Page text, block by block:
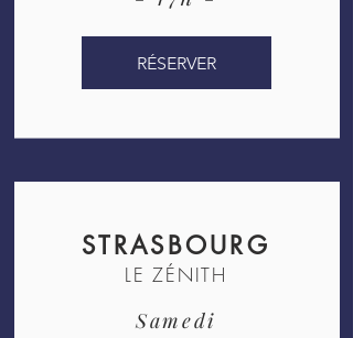
RÉSERVER
STRASBOURG
LE ZÉNITH
Samedi